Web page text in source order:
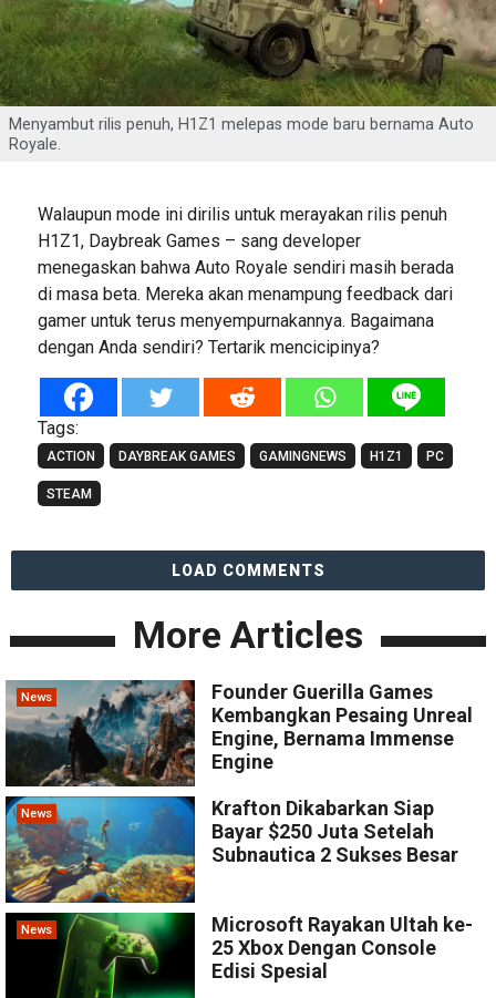
Menyambut rilis penuh, H1Z1 melepas mode baru bernama Auto
Royale.
Walaupun mode ini dirilis untuk merayakan rilis penuh
H1Z1, Daybreak Games – sang developer
menegaskan bahwa Auto Royale sendiri masih berada
di masa beta. Mereka akan menampung feedback dari
gamer untuk terus menyempurnakannya. Bagaimana
dengan Anda sendiri? Tertarik mencicipinya?
Tags:
ACTION DAYBREAK GAMES GAMINGNEWS H1Z1 PC
STEAM
LOAD COMMENTS
More Articles
News
Founder Guerilla Games
Kembangkan Pesaing Unreal
Engine, Bernama Immense
Engine
News
Krafton Dikabarkan Siap
Bayar $250 Juta Setelah
Subnautica 2 Sukses Besar
News
Microsoft Rayakan Ultah ke-
25 Xbox Dengan Console
Edisi Spesial